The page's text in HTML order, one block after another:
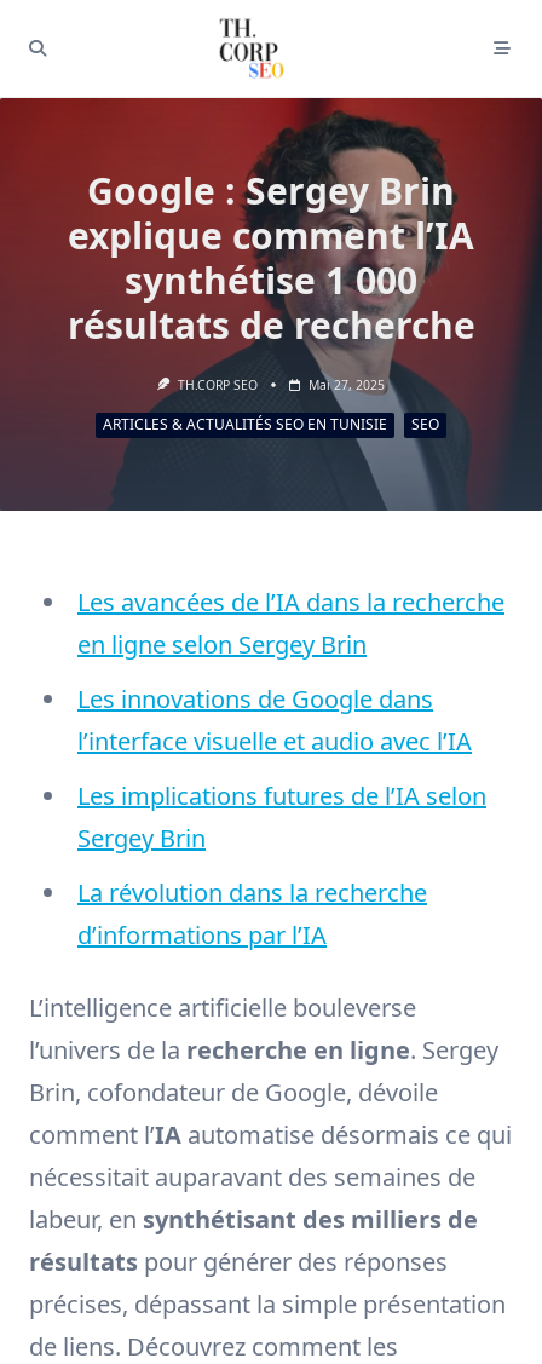
Google : Sergey Brin
explique comment l’IA
synthétise 1 000
résultats de recherche
TH.CORP SEO Mai 27, 2025
ARTICLES & ACTUALITÉS SEO EN TUNISIE SEO
Les avancées de l’IA dans la recherche
en ligne selon Sergey Brin
Les innovations de Google dans
l’interface visuelle et audio avec l’IA
Les implications futures de l’IA selon
Sergey Brin
La révolution dans la recherche
d’informations par l’IA
L’intelligence artificielle bouleverse
l’univers de la recherche en ligne. Sergey
Brin, cofondateur de Google, dévoile
comment l’IA automatise désormais ce qui
nécessitait auparavant des semaines de
labeur, en synthétisant des milliers de
résultats pour générer des réponses
précises, dépassant la simple présentation
de liens. Découvrez comment les